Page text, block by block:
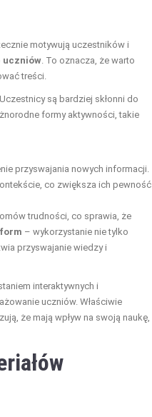
motywują uczestników i
uczniów . To oznacza, że warto
treści.
są bardziej skłonni do
formy aktywności, takie
przyswajania nowych informacji.
co zwiększa ich pewność
trudności, co sprawia, że
– wykorzystanie nie tylko
przyswajanie wiedzy i
interaktywnych i
uczniów. Właściwie
że mają wpływ na swoją naukę,